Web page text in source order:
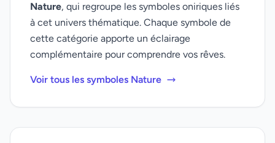
Nature, qui regroupe les symboles oniriques liés
à cet univers thématique. Chaque symbole de
cette catégorie apporte un éclairage
complémentaire pour comprendre vos rêves.
Voir tous les symboles Nature